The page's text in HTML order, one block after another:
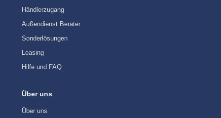
Händlerzugang
Außendienst Berater
Sonderlösungen
Leasing
Hilfe und FAQ
Über uns
Über uns